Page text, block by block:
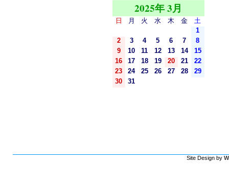
2025年 3月
日 月 火 水 木 金
土
1
2
3 4 5 6 7
8
9
10 11 12 13 14
15
16
17 18 19 20 21
22
23
24 25 26 27 28
29
30
31
Site Design by